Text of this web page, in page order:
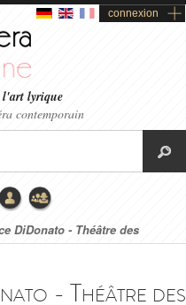
connexion
l'art lyrique
contemporain
DiDonato - Théâtre des